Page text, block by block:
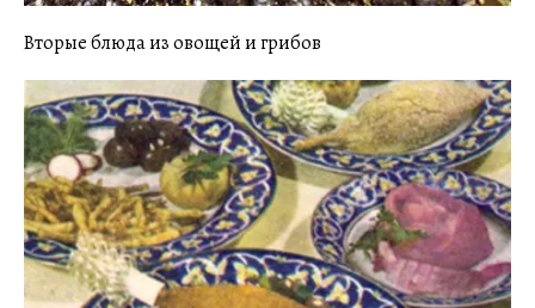
Вторые блюда из овощей и грибов